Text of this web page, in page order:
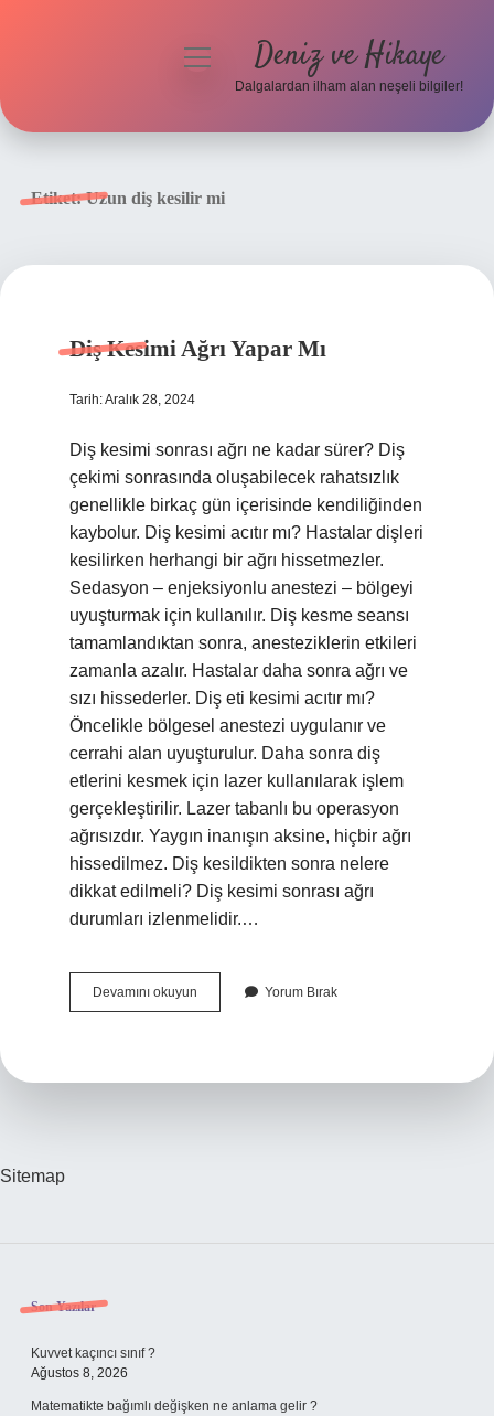
menüyü
Deniz ve Hikaye
Dalgalardan ilham alan neşeli bilgiler!
Etiket:Uzun diş kesilir mi
Diş Kesimi Ağrı Yapar Mı
Tarih: Aralık 28, 2024
Diş kesimi sonrası ağrı ne kadar sürer? Diş
çekimi sonrasında oluşabilecek rahatsızlık
genellikle birkaç gün içerisinde kendiliğinden
kaybolur. Diş kesimi acıtır mı? Hastalar dişleri
kesilirken herhangi bir ağrı hissetmezler.
Sedasyon – enjeksiyonlu anestezi – bölgeyi
uyuşturmak için kullanılır. Diş kesme seansı
tamamlandıktan sonra, anesteziklerin etkileri
zamanla azalır. Hastalar daha sonra ağrı ve
sızı hissederler. Diş eti kesimi acıtır mı?
Öncelikle bölgesel anestezi uygulanır ve
cerrahi alan uyuşturulur. Daha sonra diş
etlerini kesmek için lazer kullanılarak işlem
gerçekleştirilir. Lazer tabanlı bu operasyon
ağrısızdır. Yaygın inanışın aksine, hiçbir ağrı
hissedilmez. Diş kesildikten sonra nelere
dikkat edilmeli? Diş kesimi sonrası ağrı
durumları izlenmelidir.…
Devamını okuyun
Kesimi
Yorum Bırak
Sitemap
Sidebar
Son Yazılar
Kuvvet kaçıncı sınıf ?
Ağustos 8, 2026
Matematikte bağımlı değişken ne anlama gelir ?